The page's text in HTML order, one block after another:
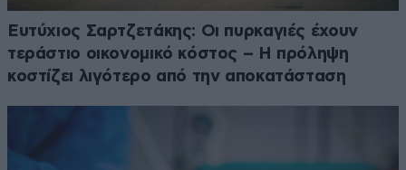
Ευτύχιος Σαρτζετάκης: Οι πυρκαγιές έχουν
τεράστιο οικονομικό κόστος – Η πρόληψη
κοστίζει λιγότερο από την αποκατάσταση